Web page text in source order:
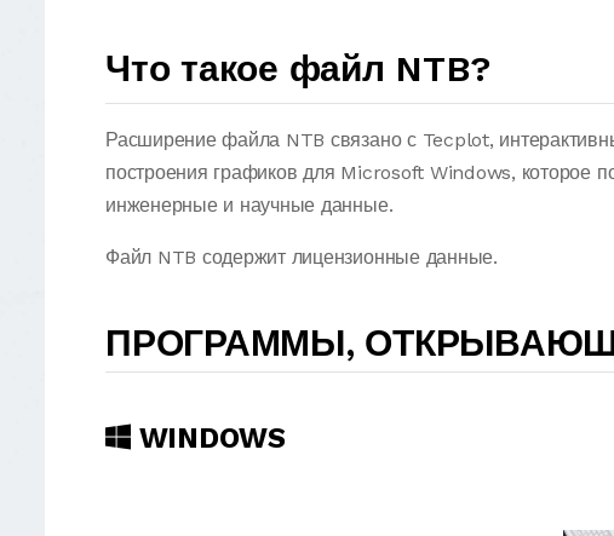
Что такое файл NTB?
Расширение файла NTB связано с Tecplot,
построения графиков для Microsoft Windows, которое
инженерные и научные данные.
Файл NTB содержит лицензионные данные.
ПРОГРАММЫ,
WINDOWS